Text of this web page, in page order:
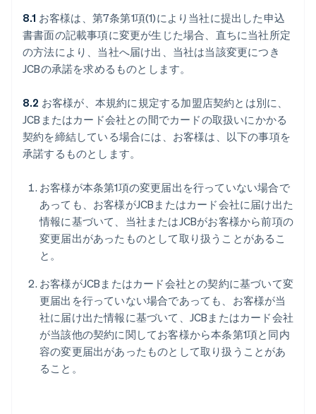
8.1 お客様は、第7条第1項(1)により当社に提出した申込
書書面の記載事項に変更が生じた場合、直ちに当社所定
の方法により、当社へ届け出、当社は当該変更につき
JCBの承諾を求めるものとします。
8.2 お客様が、本規約に規定する加盟店契約とは別に、
JCBまたはカード会社との間でカードの取扱いにかかる
契約を締結している場合には、お客様は、以下の事項を
承諾するものとします。
お客様が本条第1項の変更届出を行っていない場合で
あっても、お客様がJCBまたはカード会社に届け出た
情報に基づいて、当社またはJCBがお客様から前項の
変更届出があったものとして取り扱うことがあるこ
と。
お客様がJCBまたはカード会社との契約に基づいて変
更届出を行っていない場合であっても、お客様が当
社に届け出た情報に基づいて、JCBまたはカード会社
が当該他の契約に関してお客様から本条第1項と同内
容の変更届出があったものとして取り扱うことがあ
ること。